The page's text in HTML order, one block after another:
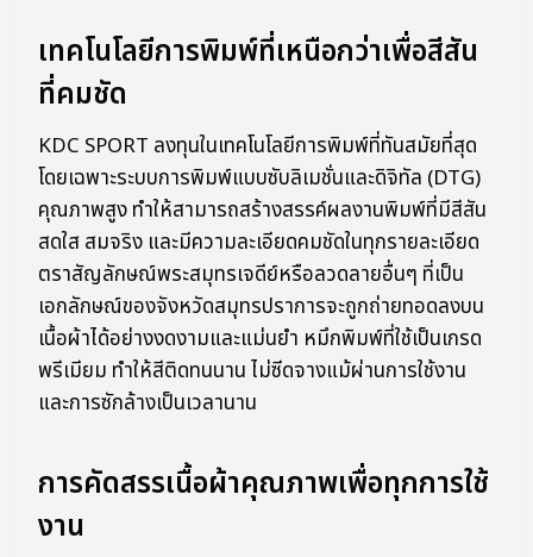
เทคโนโลยีการพิมพ์ที่เหนือกว่าเพื่อสีสัน
ที่คมชัด
KDC SPORT ลงทุนในเทคโนโลยีการพิมพ์ที่ทันสมัยที่สุด
โดยเฉพาะระบบการพิมพ์แบบซับลิเมชั่นและดิจิทัล (DTG)
คุณภาพสูง ทำให้สามารถสร้างสรรค์ผลงานพิมพ์ที่มีสีสัน
สดใส สมจริง และมีความละเอียดคมชัดในทุกรายละเอียด
ตราสัญลักษณ์พระสมุทรเจดีย์หรือลวดลายอื่นๆ ที่เป็น
เอกลักษณ์ของจังหวัดสมุทรปราการจะถูกถ่ายทอดลงบน
เนื้อผ้าได้อย่างงดงามและแม่นยำ หมึกพิมพ์ที่ใช้เป็นเกรด
พรีเมียม ทำให้สีติดทนนาน ไม่ซีดจางแม้ผ่านการใช้งาน
และการซักล้างเป็นเวลานาน
การคัดสรรเนื้อผ้าคุณภาพเพื่อทุกการใช้
งาน